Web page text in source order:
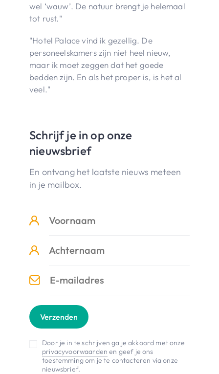
wel ‘wauw’. De natuur brengt je helemaal
tot rust."
"Hotel Palace vind ik gezellig. De
personeelskamers zijn niet heel nieuw,
maar ik moet zeggen dat het goede
bedden zijn. En als het proper is, is het al
veel."
Schrijf je in op onze
nieuwsbrief
En ontvang het laatste nieuws meteen
in je mailbox.
Verzenden
Door je in te schrijven ga je akkoord met onze
privacyvoorwaarden en geef je ons
toestemming om je te contacteren via onze
nieuwsbrief.